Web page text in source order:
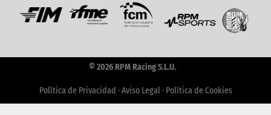
© 2026 RPM Racing S.L.U.
Política de Privacidad · Aviso Legal· Política de Cookies